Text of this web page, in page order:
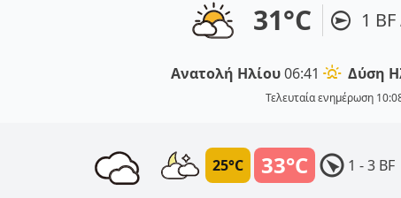
31°C 1
Ανατολή Ηλίου06:41 Δύση
Τελευταία ενημέρωση
33°C
25°C 1 - 3 BF